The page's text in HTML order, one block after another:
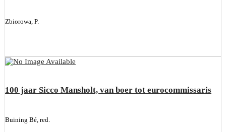
Zbiorowa, P.
100 jaar Sicco Mansholt, van boer tot eurocommissaris
Buining Bé, red.